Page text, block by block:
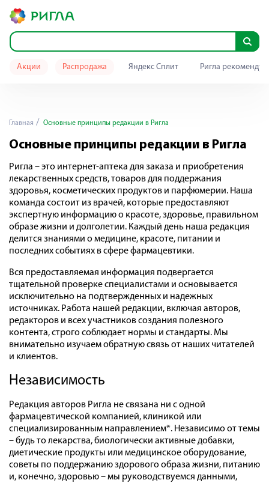
Акции Распродажа Яндекс Сплит Ригла
Главная Основные принципы редакции в Ригла
Основные принципы редакции в Ригла
Ригла – это интернет-аптека для заказа и приобретения
лекарственных средств, товаров для поддержания
здоровья, косметических продуктов и парфюмерии. Наша
команда состоит из врачей, которые предоставляют
экспертную информацию о красоте, здоровье, правильном
образе жизни и долголетии. Каждый день наша редакция
делится знаниями о медицине, красоте, питании и
последних событиях в сфере фармацевтики.
Вся предоставляемая информация подвергается
тщательной проверке специалистами и основывается
исключительно на подтвержденных и надежных
источниках. Работа нашей редакции, включая авторов,
редакторов и всех участников создания полезного
контента, строго соблюдает нормы и стандарты. Мы
внимательно изучаем обратную связь от наших читателей
и клиентов.
Независимость
Редакция авторов Ригла не связана ни с одной
фармацевтической компанией, клиникой или
специализированным направлением*. Независимо от темы
– будь то лекарства, биологически активные добавки,
диетические продукты или медицинское оборудование,
советы по поддержанию здорового образа жизни, питанию
и, конечно, здоровью – мы руководствуемся данными,